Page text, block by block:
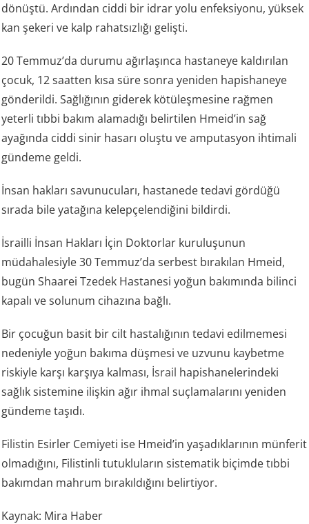
dönüştü. Ardından ciddi bir idrar yolu enfeksiyonu, yüksek
kan şekeri ve kalp rahatsızlığı gelişti.
20 Temmuz’da durumu ağırlaşınca hastaneye kaldırılan
çocuk, 12 saatten kısa süre sonra yeniden hapishaneye
gönderildi. Sağlığının giderek kötüleşmesine rağmen
yeterli tıbbi bakım alamadığı belirtilen Hmeid’in sağ
ayağında ciddi sinir hasarı oluştu ve amputasyon ihtimali
gündeme geldi.
İnsan hakları savunucuları, hastanede tedavi gördüğü
sırada bile yatağına kelepçelendiğini bildirdi.
İsrailli İnsan Hakları İçin Doktorlar kuruluşunun
müdahalesiyle 30 Temmuz’da serbest bırakılan Hmeid,
bugün Shaarei Tzedek Hastanesi yoğun bakımında bilinci
kapalı ve solunum cihazına bağlı.
Bir çocuğun basit bir cilt hastalığının tedavi edilmemesi
nedeniyle yoğun bakıma düşmesi ve uzvunu kaybetme
riskiyle karşı karşıya kalması, İsrail hapishanelerindeki
sağlık sistemine ilişkin ağır ihmal suçlamalarını yeniden
gündeme taşıdı.
Filistin Esirler Cemiyeti ise Hmeid’in yaşadıklarının münferit
olmadığını, Filistinli tutukluların sistematik biçimde tıbbi
bakımdan mahrum bırakıldığını belirtiyor.
Kaynak: Mira Haber